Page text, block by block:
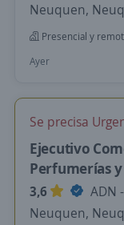
Neuquen,
Presencial y
Ayer
Se precisa
Ejecutivo
Perfumerías
3,6
ADN
Neuquen,